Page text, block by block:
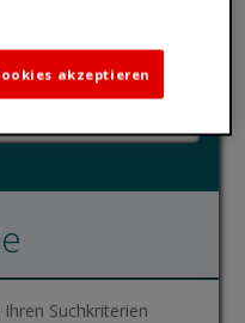
Suchkriterien
akzeptieren